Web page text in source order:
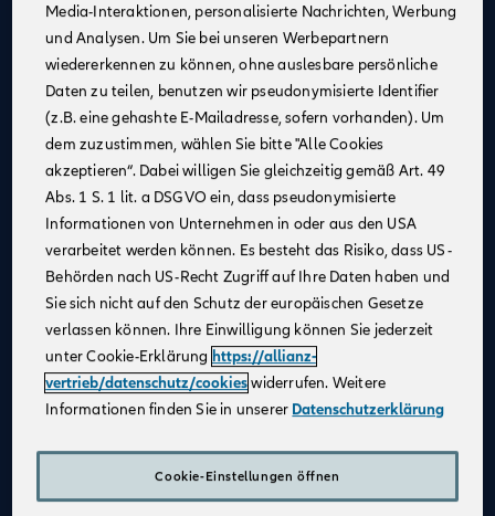
Kontinuierliche Unterstützung : Profitiere von
Schulungen und Coachings durch erfahrene
Mitarbeiter:innen, Trainer:innen und Führungskräfte,
um fachlich und persönlich zu wachsen.
Flexible Arbeitsmöglichkeiten
: Nutze unsere
digitalen Beratungstools, um von überall aus zu
arbeiten und Deine Kundinnen und Kunden
bestmöglich zu betreuen.
Attraktives Vergütungsmodell: Gestalte Dein
Einkommen selbst – durch Fleiß und Engagement
kannst Du über Dein Festgehalt hinaus Provisionen
und leistungsbezogene Sondervergütungen
verdienen.
Karriereentwicklung: Entwickle Dich gezielt weiter –
durch regelmäßige Gespräche und transparente
Zusammenarbeit und die Grundlage für Deinen
individuellen Karriereweg.
Media-Interaktionen, personalisierte Nachrichten, Werbung
und Analysen. Um Sie bei unseren Werbepartnern
wiedererkennen zu können, ohne auslesbare persönliche
Daten zu teilen, benutzen wir pseudonymisierte Identifier
(z.B. eine gehashte E-Mailadresse, sofern vorhanden). Um
dem zuzustimmen, wählen Sie bitte "Alle Cookies
akzeptieren“. Dabei willigen Sie gleichzeitig gemäß Art. 49
Abs. 1 S. 1 lit. a DSGVO ein, dass pseudonymisierte
Informationen von Unternehmen in oder aus den USA
verarbeitet werden können. Es besteht das Risiko, dass US-
Behörden nach US-Recht Zugriff auf Ihre Daten haben und
Sie sich nicht auf den Schutz der europäischen Gesetze
verlassen können. Ihre Einwilligung können Sie jederzeit
unter Cookie-Erklärung https://allianz-
vertrieb/datenschutz/cookieswiderrufen. Weitere
Informationen finden Sie in unserer Datenschutzerklärung
Cookie-Einstellungen öffnen